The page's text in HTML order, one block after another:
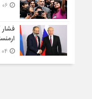
۰۶ مرداد ۱۴۰۵ - ۱۲:۴۲